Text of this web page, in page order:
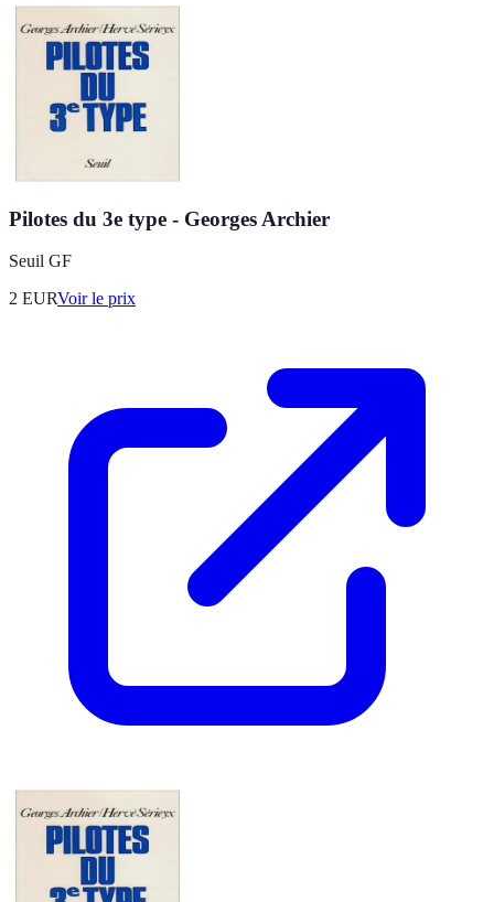
Pilotes du 3e type - Georges Archier
Seuil GF
2 EURVoir le prix